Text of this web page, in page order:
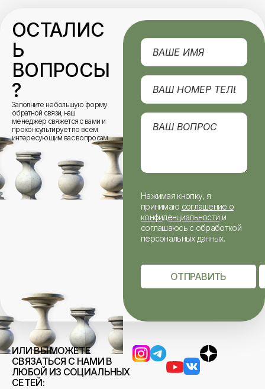
ОСТАЛИС
Ь
ВОПРОСЫ
?
Заполните небольшую форму
обратной связи, наш
менеджер свяжется с вами и
проконсультирует по всем
интересующим вас вопросам.
Нажимая кнопку, я
принимаю соглашение о
конфиденциальности и
соглашаюсь с обработкой
персональных данных.
ОТПРАВИТЬ
ИЛИ ВЫ МОЖЕТЕ
СВЯЗАТЬСЯ С НАМИ В
ЛЮБОЙ ИЗ СОЦИАЛЬНЫХ
СЕТЕЙ: